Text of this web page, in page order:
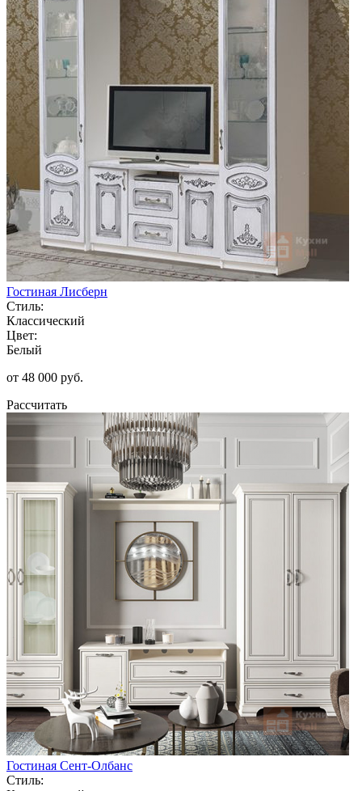
Гостиная Лисберн
Стиль:
Классический
Цвет:
Белый
от 48 000 руб.
Рассчитать
Гостиная Сент-Олбанс
Стиль: